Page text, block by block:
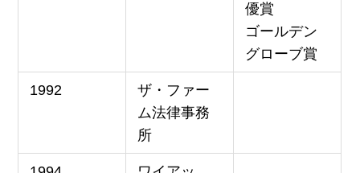
優賞
ゴールデン
グローブ賞
1992
ザ・ファー
ム法律事務
所